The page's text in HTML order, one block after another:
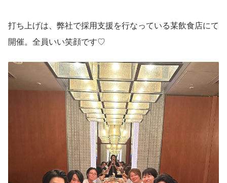
打ち上げは、弊社で採用支援を行なっている某飲食店にて
開催。全員いい笑顔です♡